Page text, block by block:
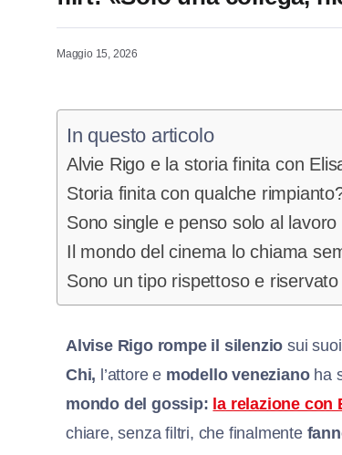
Maggio 15, 2026
In questo articolo
Alvie Rigo e la storia finita con
Storia finita con qualche
Sono single e penso solo al lavoro
Il mondo del cinema lo chiama
Sono un tipo rispettoso e riservato
Alvise Rigo rompe il silenzio sui
Chi, l’attore e modello venezianoha
mondo del gossip: la relazione con
chiare, senza filtri, che finalmente